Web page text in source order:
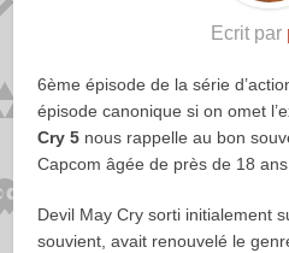
Ecrit par
6ème épisode de la série
épisode canonique si on omet
Cry 5 nous rappelle au bon
Capcom âgée de près de 18
Devil May Cry sorti initialement
souvient, avait renouvelé le